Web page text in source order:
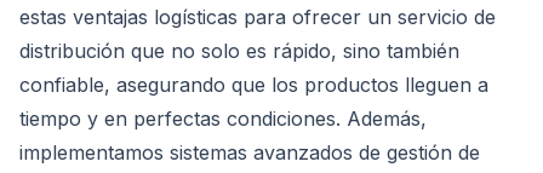
estas ventajas logísticas para ofrecer un servicio de
distribución que no solo es rápido, sino también
confiable, asegurando que los productos lleguen a
tiempo y en perfectas condiciones. Además,
implementamos sistemas avanzados de gestión de